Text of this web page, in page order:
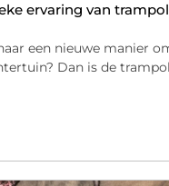
ervaring van
een nieuwe manier
Dan is de